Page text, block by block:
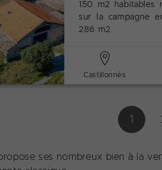
150 m2 habitables
sur la campagne
286 m2.
Castillonnès
1
ses nombreux bien à la